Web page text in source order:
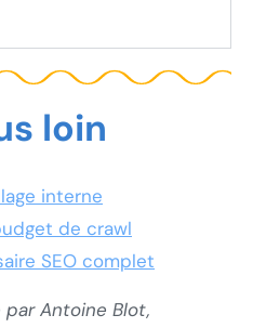
loin
interne
de crawl
SEO complet
Antoine Blot,